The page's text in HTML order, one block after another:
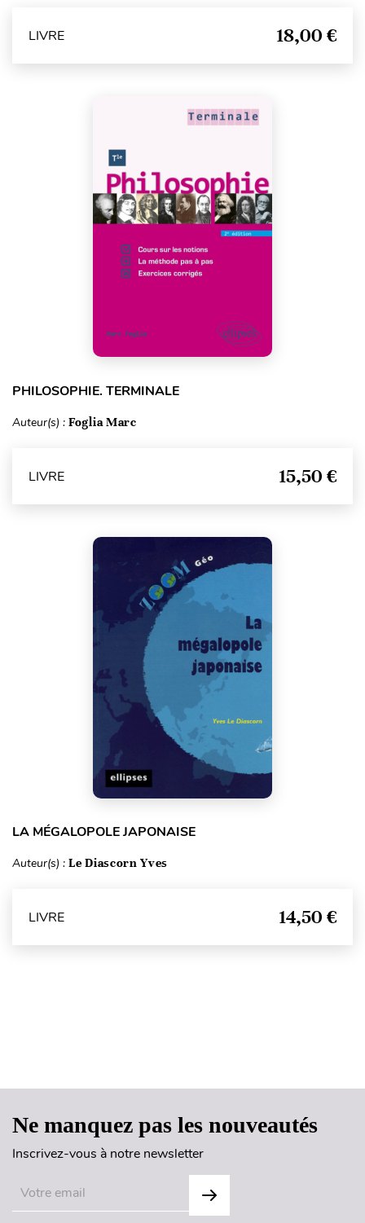
LIVRE 18,00 €
PHILOSOPHIE. TERMINALE
Auteur(s) : Foglia Marc
LIVRE 15,50 €
LA MÉGALOPOLE JAPONAISE
Auteur(s) : Le Diascorn Yves
LIVRE 14,50 €
Ne manquez pas les nouveautés
Inscrivez-vous à notre newsletter